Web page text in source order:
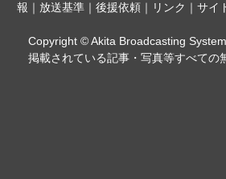
報 ｜ 放送基準 ｜ 後援依頼 ｜ リンク ｜ サイ
Copyright © Akita Broadcasting
掲載されている記事・写真等すべての